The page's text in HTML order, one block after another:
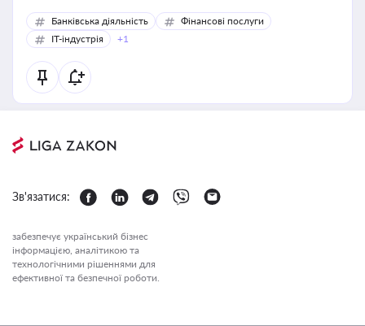
Банківська діяльність
Фінансові послуги
IT-індустрія
+1
Зв'язатися:
забезпечує український бізнес
інформацією, аналітикою та
технологічними рішеннями для
ефективної та безпечної роботи.